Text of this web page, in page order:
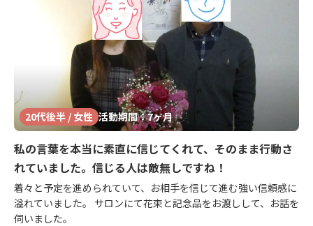
20代後半 / 女性 活動期間：7ヶ月
私の言葉を本当に素直に信じてくれて、そのまま行動さ
れていました。信じる人は敵無しですね！
着々と予定を進められていて、お相手を信じて進む強い信頼感に
溢れていました。 サロンにて花束と記念品をお渡しして、お話を
伺いました。